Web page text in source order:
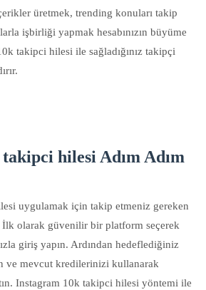
üretmek, trending konuları takip
işbirliği yapmak hesabınızın büyüme
takipci hilesi ile sağladığınız takipçi
hilesi Adım Adım
uygulamak için takip etmeniz gereken
İlk olarak güvenilir bir platform seçerek
giriş yapın. Ardından hedeflediğiniz
ve mevcut kredilerinizi kullanarak
Instagram 10k takipci hilesi yöntemi ile